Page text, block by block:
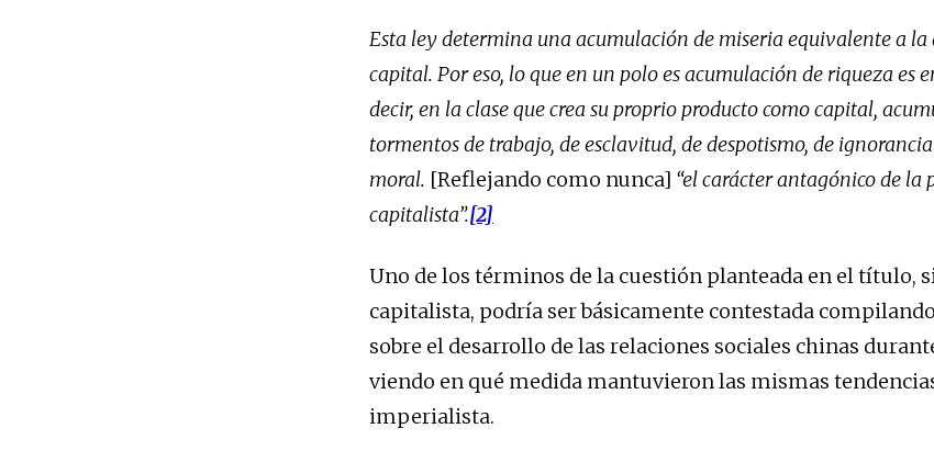
Esta ley determina una acumulación de miseria equivalente a
capital. Por eso, lo que en un polo es acumulación de riqueza es
decir, en la clase que crea su proprio producto como capital,
tormentos de trabajo, de esclavitud, de despotismo, de
moral. [Reflejando como nunca] “el carácter antagónico de la
capitalista”.[2]
Uno de los términos de la cuestión planteada en el título,
capitalista, podría ser básicamente contestada
sobre el desarrollo de las relaciones sociales chinas
viendo en qué medida mantuvieron las mismas
imperialista.